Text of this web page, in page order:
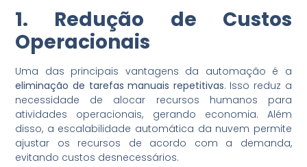
1. Redução de Custos
Operacionais
Uma das principais vantagens da automação é a
eliminação de tarefas manuais repetitivas. Isso reduz a
necessidade de alocar recursos humanos para
atividades operacionais, gerando economia. Além
disso, a escalabilidade automática da nuvem permite
ajustar os recursos de acordo com a demanda,
evitando custos desnecessários.